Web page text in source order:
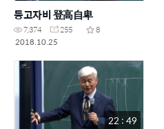
등고자비 登高自卑
7,374 255
8
2018.10.25
22 : 49